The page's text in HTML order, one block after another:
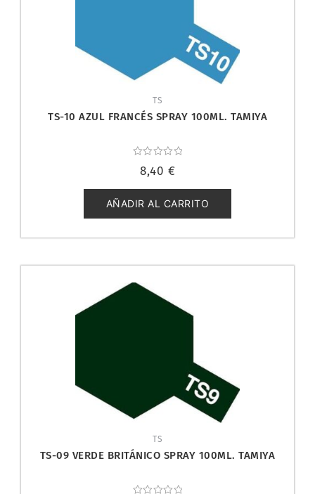
TS
TS-10 AZUL FRANCÉS SPRAY 100ML. TAMIYA
con
de
5
8,40 €
AÑADIR AL CARRITO
TS
TS-09 VERDE BRITÁNICO SPRAY 100ML. TAMIYA